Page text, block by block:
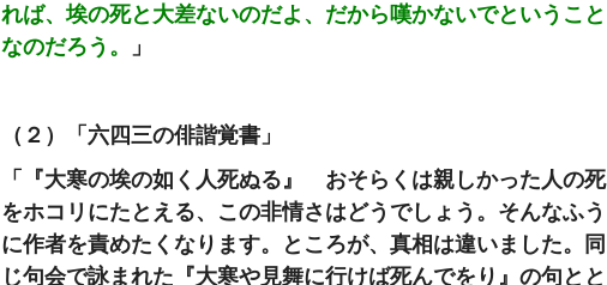
れば、埃の死と大差ないのだよ、だから嘆かないでということ
なのだろう。
」
（２）「六四三の俳諧覚書」
「『大寒の埃の如く人死ぬる』 おそらくは親しかった人の死
をホコリにたとえる、この非情さはどうでしょう。そんなふう
に作者を責めたくなります。ところが、真相は違いました。同
じ句会で詠まれた『大寒や見舞に行けば死んでをり』の句とと